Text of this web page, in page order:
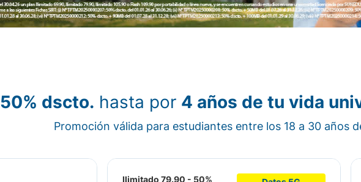
50% dscto. hasta por 4 años de tu vida
Promoción válida para estudiantes entre los 18 a 30 años
Ilimitado 79.90 - 50%